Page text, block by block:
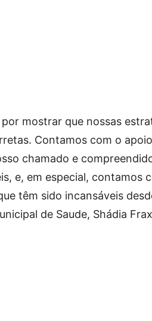
mostrar que nossas
Contamos com o
chamado e
e, em especial, contamos
têm sido incansáveis
de Saude, Shádia